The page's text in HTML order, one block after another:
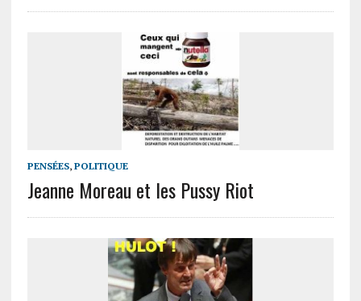
PENSÉES, POLITIQUE
Jeanne Moreau et les Pussy Riot